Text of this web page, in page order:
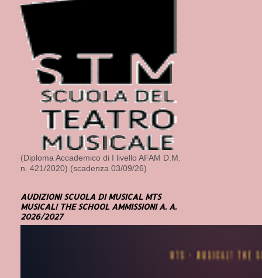
(Diploma Accademico di I livello AFAM D.M.
n. 421/2020) (scadenza 03/09/26)
AUDIZIONI SCUOLA DI MUSICAL MTS
MUSICAL! THE SCHOOL AMMISSIONI A. A.
2026/2027